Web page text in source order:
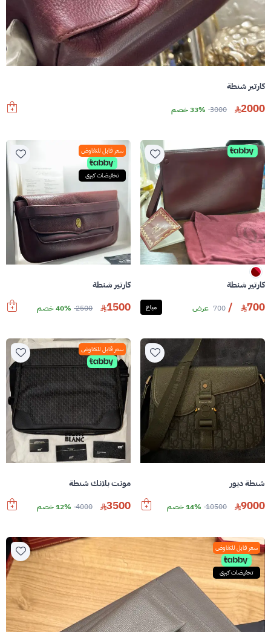
كارتير شنطة
2000
3000 33% خصم
كارتير شنطة
700
/
700 عرض مباع
سعر قابل للتفاوض
تخفيضات كبرى
كارتير شنطة
1500
2500 40% خصم
شنطة ديور
9000
10500 14% خصم
سعر قابل للتفاوض
مونت بلانك شنطة
3500
4000 12% خصم
سعر قابل للتفاوض
تخفيضات كبرى